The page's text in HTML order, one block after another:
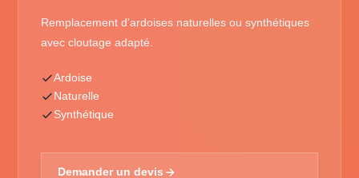
Remplacement d'ardoises naturelles ou synthétiques
avec cloutage adapté.
Ardoise
Naturelle
Synthétique
Demander un devis